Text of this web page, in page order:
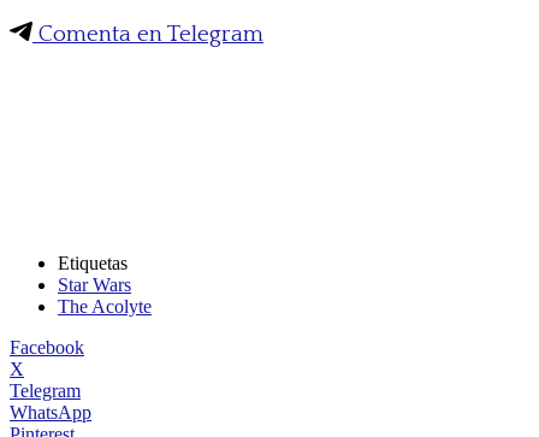
Comenta en Telegram
Etiquetas
Star Wars
The Acolyte
Facebook
X
Telegram
WhatsApp